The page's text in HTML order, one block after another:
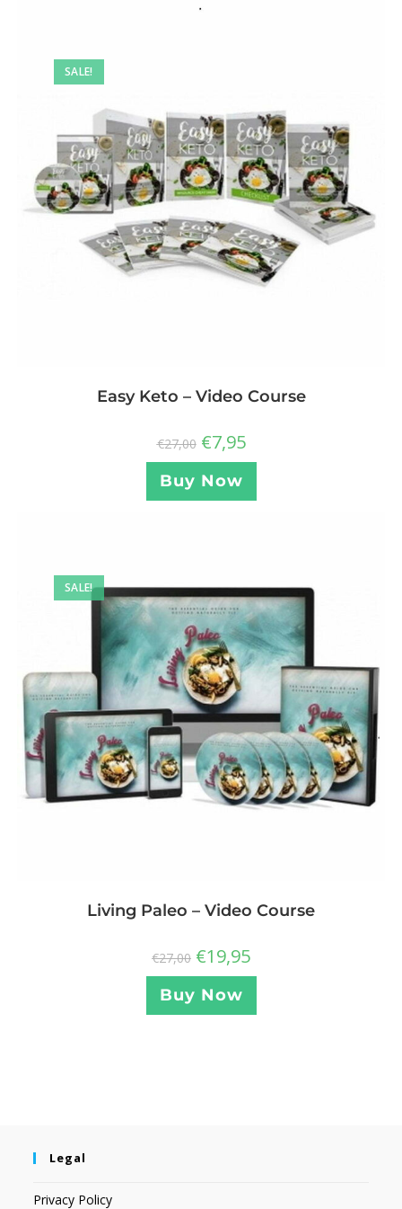
SALE!
Easy Keto – Video Course
€27,00 €7,95
Buy Now
SALE!
Living Paleo – Video Course
€27,00 €19,95
Buy Now
Legal
Privacy Policy